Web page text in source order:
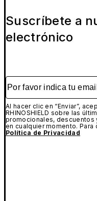
Suscríbete a
electrónico
Por favor indica tu email
Al hacer clic en “Enviar”,
RHINOSHIELD sobre las
promocionales,
en cualquier momento.
Política de Privacidad